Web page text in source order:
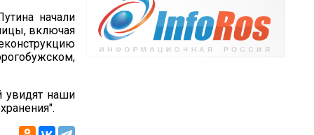
начали
включая
увидят наши